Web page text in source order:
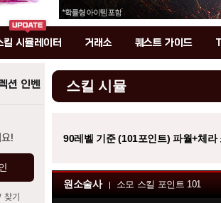
킬 시뮬레이터 거래소 퀘스트 가이드
션 인벤
!
기
스킬 시뮬
90레벨 기준 (101포인트) 파월+체라
원소술사 소모 스킬 포인트 101